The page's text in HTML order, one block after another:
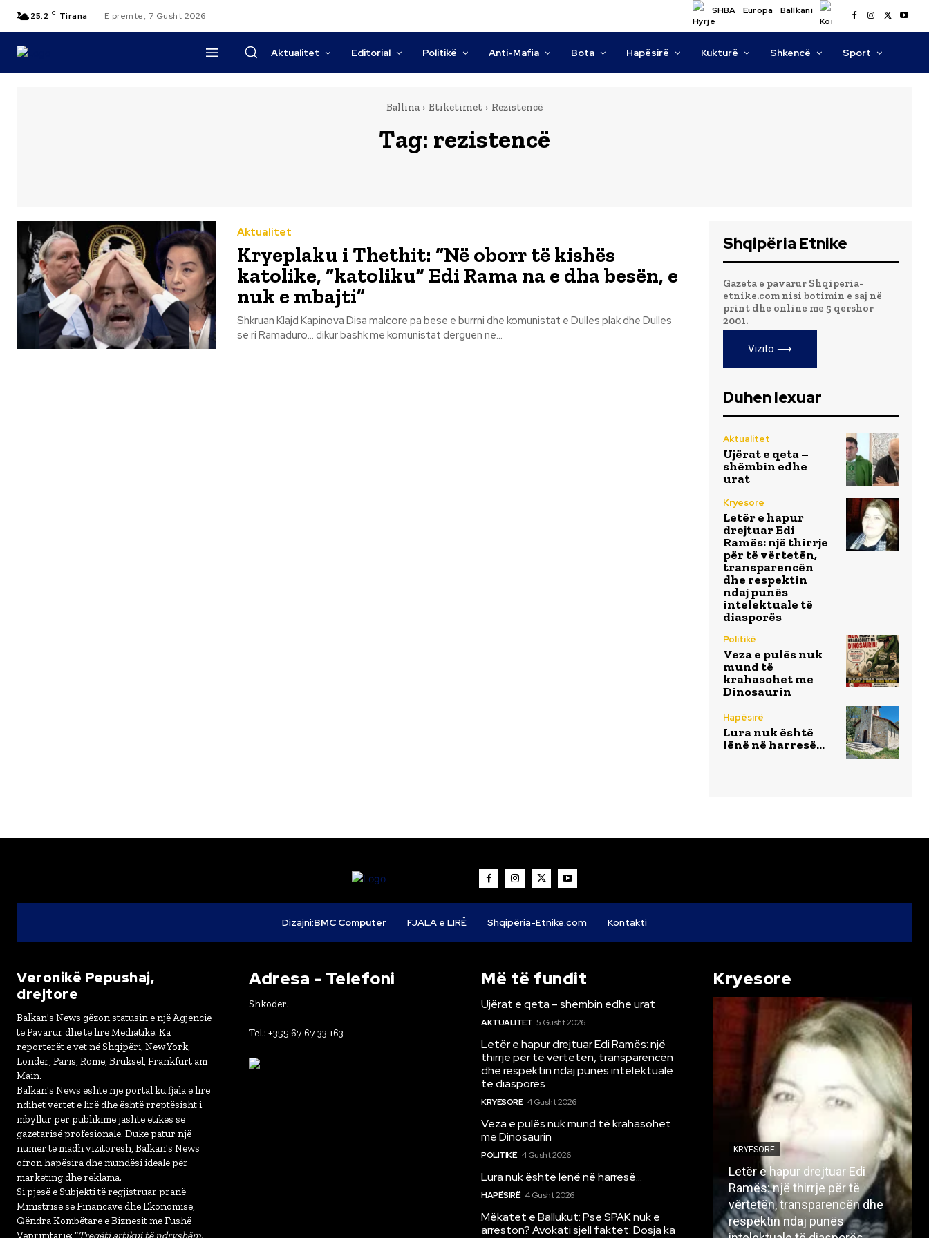
25.2 C Tirana E premte, 7 Gusht 2026 SHBA Europa Ballkani
Aktualitet Editorial Politikë Anti-Mafia Bota Hapësirë Kukturë Shkencë Sport
Ballina Etiketimet Rezistencë
Tag: rezistencë
Aktualitet
Kryeplaku i Thethit: “Në oborr të kishës
katolike, “katoliku” Edi Rama na e dha besën, e
nuk e mbajti”
Shkruan Klajd Kapinova Disa malcore pa bese e burrni dhe komunistat e Dulles plak dhe Dulles
se ri Ramaduro… dikur bashk me komunistat derguen ne...
Shqipëria Etnike
Gazeta e pavarur Shqiperia-
etnike.com nisi botimin e saj në
print dhe online me 5 qershor
2001.
Vizito ⟶
Duhen lexuar
Aktualitet
Ujërat e qeta –
shëmbin edhe
urat
Kryesore
Letër e hapur
drejtuar Edi
Ramës: një thirrje
për të vërtetën,
transparencën
dhe respektin
ndaj punës
intelektuale të
diasporës
Politikë
Veza e pulës nuk
mund të
krahasohet me
Dinosaurin
Hapësirë
Lura nuk është
lënë në harresë…
Dizajni:BMC Computer FJALA e LIRË Shqipëria-Etnike.com Kontakti
Veronikë Pepushaj,
drejtore
Balkan's News gëzon statusin e një Agjencie
të Pavarur dhe të lirë Mediatike. Ka
reporterët e vet në Shqipëri, New York,
Londër, Paris, Romë, Bruksel, Frankfurt am
Main.
Balkan's News është një portal ku fjala e lirë
ndihet vërtet e lirë dhe është rreptësisht i
mbyllur për publikime jashtë etikës së
gazetarisë profesionale. Duke patur një
numër të madh vizitorësh, Balkan's News
ofron hapësira dhe mundësi ideale për
marketing dhe reklama.
Si pjesë e Subjekti të regjistruar pranë
Ministrisë së Financave dhe Ekonomisë,
Qëndra Kombëtare e Biznesit me Fushë
Veprimtarie: “Tregëti artikuj të ndryshëm,
Adresa - Telefoni
Shkoder.
Tel.: +355 67 67 33 163
Më të fundit
Ujërat e qeta – shëmbin edhe urat
AKTUALITET 5 Gusht 2026
Letër e hapur drejtuar Edi Ramës: një
thirrje për të vërtetën, transparencën
dhe respektin ndaj punës intelektuale
të diasporës
KRYESORE 4 Gusht 2026
Veza e pulës nuk mund të krahasohet
me Dinosaurin
POLITIKË 4 Gusht 2026
Lura nuk është lënë në harresë…
HAPËSIRË 4 Gusht 2026
Mëkatet e Ballukut: Pse SPAK nuk e
arreston? Avokati sjell faktet: Dosja ka
Kryesore
KRYESORE
Letër e hapur drejtuar Edi
Ramës: një thirrje për të
vërtetën, transparencën dhe
respektin ndaj punës